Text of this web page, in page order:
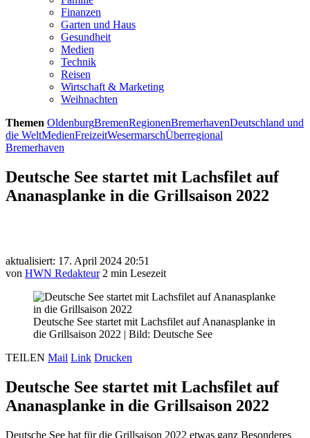
Finanzen
Garten und Haus
Gesundheit
Medien
Technik
Reisen
Wirtschaft & Marketing
Weihnachten
Themen OldenburgBremenRegionenBremerhavenDeutschland und
die WeltMedienFreizeitWesermarschÜberregional
Bremerhaven
Deutsche See startet mit Lachsfilet auf
Ananasplanke in die Grillsaison 2022
aktualisiert: 17. April 2024 20:51
von HWN Redakteur 2 min Lesezeit
Deutsche See startet mit Lachsfilet auf Ananasplanke in
die Grillsaison 2022 | Bild: Deutsche See
TEILEN Mail Link Drucken
Deutsche See startet mit Lachsfilet auf
Ananasplanke in die Grillsaison 2022
Deutsche See hat für die Grillsaison 2022 etwas ganz Besonderes